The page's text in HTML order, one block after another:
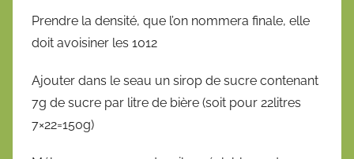
Prendre la densité, que l’on nommera finale, elle
doit avoisiner les 1012
Ajouter dans le seau un sirop de sucre contenant
7g de sucre par litre de bière (soit pour 22litres
7×22=150g)